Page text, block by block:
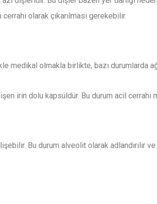
olarak çıkarılması gerekebilir.
medikal olmakla birlikte, bazı durumlarda
irin dolu kapsüldür. Bu durum acil cerrahi
Bu durum alveolit olarak adlandırılır